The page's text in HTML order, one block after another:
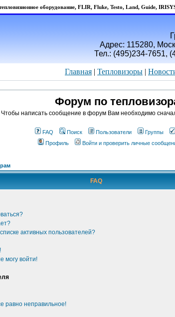
оборудование, FLIR, Fluke, Testo, Land, Guide,
Адрес: 115280,
Тел.: (495)234-7651,
Главная | Тепловизоры |
Форум по
Чтобы написать сообщение в форум Вам необходимо
FAQ Поиск Пользователи Группы
Профиль
Войти и проверить личные
FAQ
активных пользователей?
могу войти!
равно неправильное!